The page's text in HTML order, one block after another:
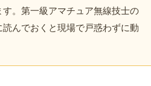
。第一級アマチュア無線技士の
んでおくと現場で戸惑わずに動